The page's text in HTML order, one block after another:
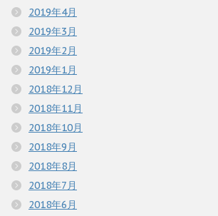
2019年4月
2019年3月
2019年2月
2019年1月
2018年12月
2018年11月
2018年10月
2018年9月
2018年8月
2018年7月
2018年6月